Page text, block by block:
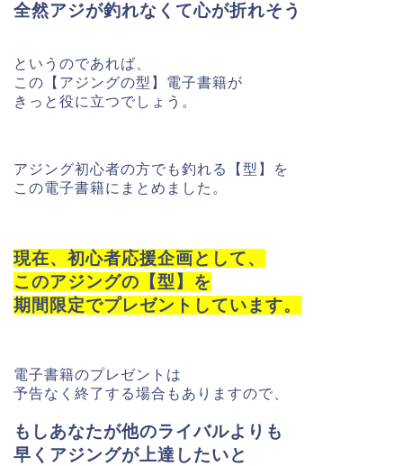
全然アジが釣れなくて心が折れそう
というのであれば、
この【アジングの型】電子書籍が
きっと役に立つでしょう。
アジング初心者の方でも釣れる【型】を
この電子書籍にまとめました。
現在、初心者応援企画として、
このアジングの【型】を
期間限定でプレゼントしています。
電子書籍のプレゼントは
予告なく終了する場合もありますので、
もしあなたが他のライバルよりも
早く アジングが上達したいと